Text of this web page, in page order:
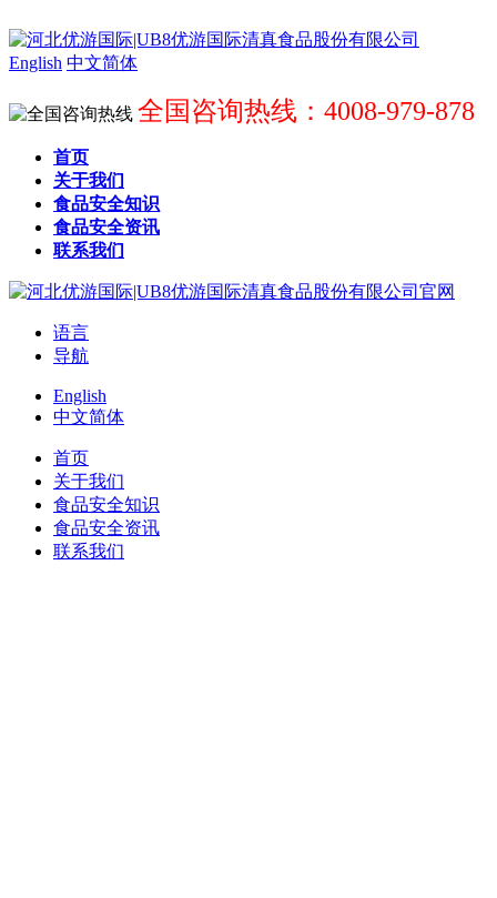
English 中文简体
全国咨询热线：4008-979-878
首页
关于我们
食品安全知识
食品安全资讯
联系我们
语言
导航
English
中文简体
首页
关于我们
食品安全知识
食品安全资讯
联系我们